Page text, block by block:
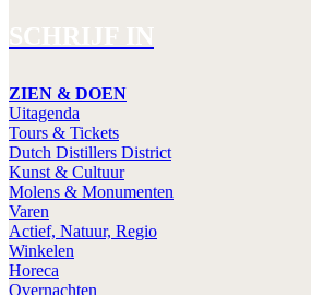
SCHRIJF IN
ZIEN & DOEN
Uitagenda
Tours & Tickets
Dutch Distillers District
Kunst & Cultuur
Molens & Monumenten
Varen
Actief, Natuur, Regio
Winkelen
Horeca
Overnachten